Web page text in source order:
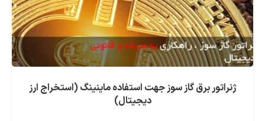
ژنراتور برق گاز سوز جهت استفاده ماینینگ (استخراج ارز
دیجیتال)